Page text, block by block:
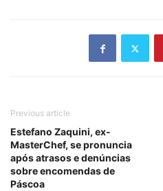
Previous article
Estefano Zaquini, ex-
MasterChef, se pronuncia
após atrasos e denúncias
sobre encomendas de
Páscoa